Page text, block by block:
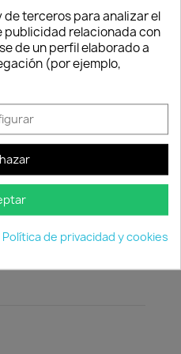
vitrificado para Spirit 300, 3
del producto
vitrificado para
terceros para analizar el
publicidad relacionada con
de un perfil elaborado a
(por ejemplo,
Política de privacidad y cookies
Consentimiento de cookies